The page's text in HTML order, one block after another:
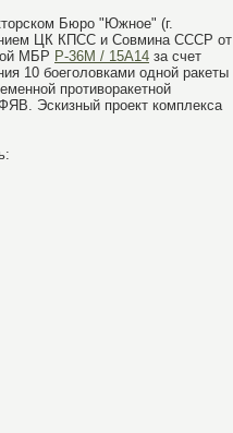
Бюро "Южное" (г.
ЦК КПСС и Совмина СССР от
МБР Р-36М / 15А14 за счет
10 боеголовками одной ракеты
противоракетной
Эскизный проект комплекса